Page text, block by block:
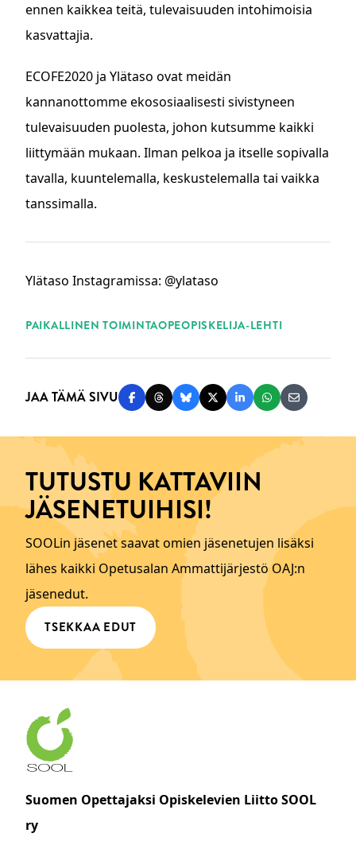
ennen kaikkea teitä, tulevaisuuden intohimoisia
kasvattajia.
ECOFE2020 ja Ylätaso ovat meidän
kannanottomme ekososiaalisesti sivistyneen
tulevaisuuden puolesta, johon kutsumme kaikki
liittymään mukaan. Ilman pelkoa ja itselle sopivalla
tavalla, kuuntelemalla, keskustelemalla tai vaikka
tanssimalla.
Ylätaso Instagramissa: @ylataso
PAIKALLINEN TOIMINTAOPEOPISKELIJA-LEHTI
JAA TÄMÄ SIVU Jaa Facebookissa
Jaa Threadsissa
Jaa Blueskyssä
Jaa Twitterissä
Jaa LinkedInissä
Jaa Jaa
TUTUSTU KATTAVIIN
JÄSENETUIHISI!
SOOLin jäsenet saavat omien jäsenetujen lisäksi
lähes kaikki Opetusalan Ammattijärjestö OAJ:n
jäsenedut.
TSEKKAA EDUT
Suomen Opettajaksi Opiskelevien Liitto SOOL
ry